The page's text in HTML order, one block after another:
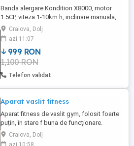
Banda alergare Kondition X8000, motor
1.5CP, viteza 1-10km h, inclinare manuala,
greutate maxima utilizator 90 kg
Craiova, Dolj
azi 11:07
999 RON
1,100 RON
Telefon validat
Aparat vaslit fitness
Aparat fitness de vaslit gym, folosit foarte
puțin, în stare f buna de funcționare.
Ridicare ,predare Craiova.
Craiova, Dolj
azi 10:58